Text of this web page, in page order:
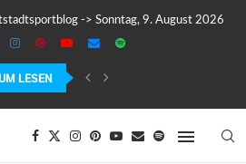
-> Sonntag, 9. August 2026
LESEN
SCHNELL...